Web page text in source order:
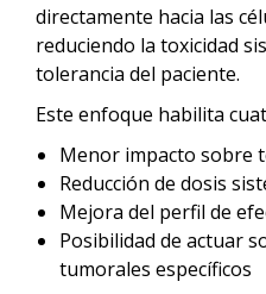
directamente hacia las
reduciendo la toxicidad
tolerancia del paciente.
Este enfoque habilita
Menor impacto sobre
Reducción de dosis
Mejora del perfil de
Posibilidad de actuar
tumorales específicos